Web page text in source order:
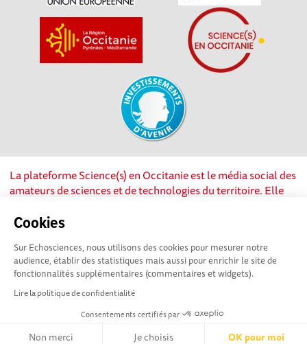
Cookies
Sur Echosciences, nous utilisons des cookies pour mesurer notre
audience, établir des statistiques mais aussi pour enrichir le site de
fonctionnalités supplémentaires (commentaires et widgets).
Lire la politique de confidentialité
Consentements certifiés par
Non merci Je choisis OK pour moi
La plateforme Science(s) en Occitanie est le média social des
amateurs de sciences et de technologies du territoire. Elle
soutien de nombreux acteurs locaux. Ce projet est cofinancé
l’Union européenne via les fonds européen de
développement régional. Science(s) en Occitanie est une
plateforme Echosciences by Amcsti.
Mentions légales|Politique de confidentialité
Ligne éditoriale